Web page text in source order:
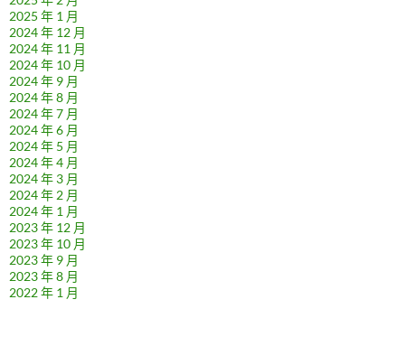
2025 年 1 月
2024 年 12 月
2024 年 11 月
2024 年 10 月
2024 年 9 月
2024 年 8 月
2024 年 7 月
2024 年 6 月
2024 年 5 月
2024 年 4 月
2024 年 3 月
2024 年 2 月
2024 年 1 月
2023 年 12 月
2023 年 10 月
2023 年 9 月
2023 年 8 月
2022 年 1 月